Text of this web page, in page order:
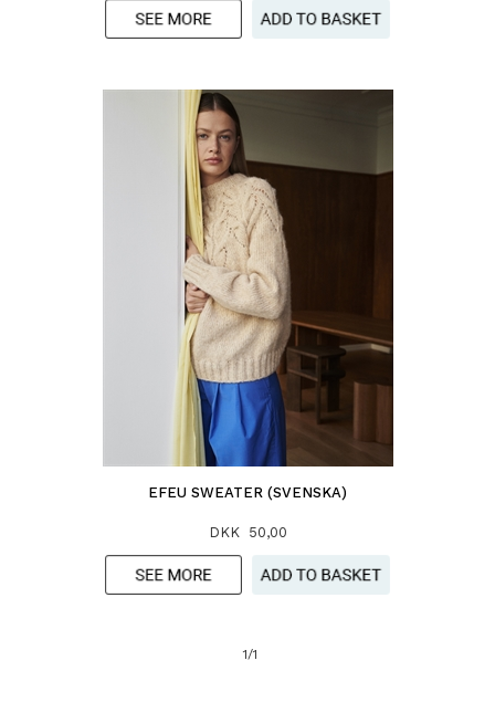
EFEU SWEATER (SVENSKA)
DKK 50,00
1/1